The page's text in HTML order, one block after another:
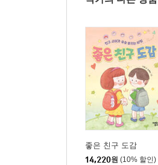
좋은 친구 도감
14,220원 (10% 할인)